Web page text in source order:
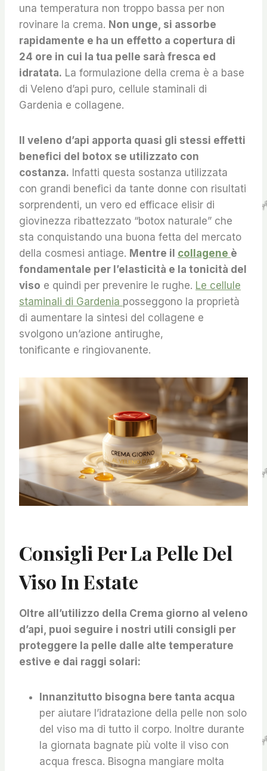
una temperatura non troppo bassa per non
rovinare la crema. Non unge, si assorbe
rapidamente e ha un effetto a copertura di
24 ore in cui la tua pelle sarà fresca ed
idratata. La formulazione della crema è a base
di Veleno d’api puro, cellule staminali di
Gardenia e collagene.
Il veleno d’api apporta quasi gli stessi effetti
benefici del botox se utilizzato con
costanza. Infatti questa sostanza utilizzata
con grandi benefici da tante donne con risultati
sorprendenti, un vero ed efficace elisir di
giovinezza ribattezzato “botox naturale” che
sta conquistando una buona fetta del mercato
della cosmesi antiage. Mentre il collagene è
fondamentale per l’elasticità e la tonicità del
viso e quindi per prevenire le rughe. Le cellule
staminali di Gardenia posseggono la proprietà
di aumentare la sintesi del collagene e
svolgono un’azione antirughe,
tonificante e ringiovanente.
Consigli Per La Pelle Del
Viso In Estate
Oltre all’utilizzo della Crema giorno al veleno
d’api, puoi seguire i nostri utili consigli per
proteggere la pelle dalle alte temperature
estive e dai raggi solari:
Innanzitutto bisogna bere tanta acqua
per aiutare l’idratazione della pelle non solo
del viso ma di tutto il corpo. Inoltre durante
la giornata bagnate più volte il viso con
acqua fresca. Bisogna mangiare molta